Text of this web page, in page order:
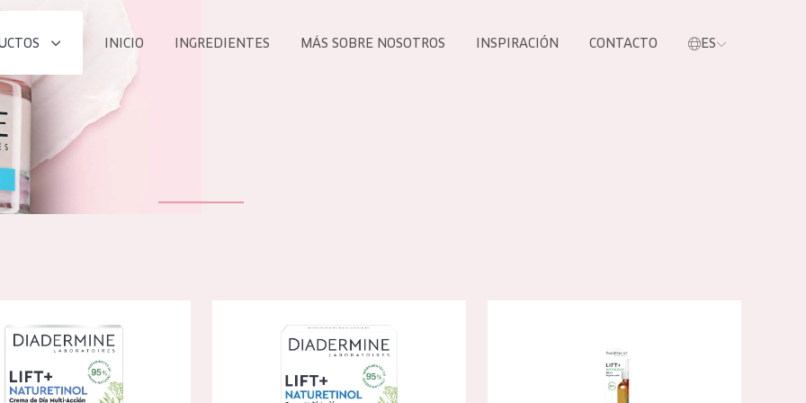
EDAD
Todas las edades
TODOS NUESTROS
PRODUCTOS
INICIO INGREDIENTES MÁS SOBRE NOSOTROS INSPIRACIÓN CONTACTO ES